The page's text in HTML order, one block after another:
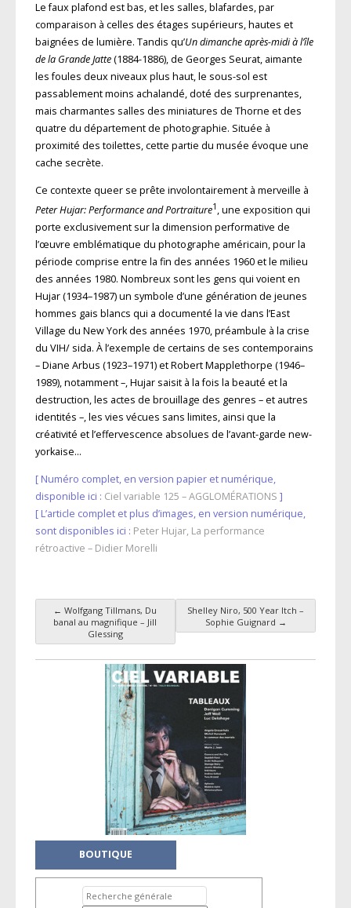
Le faux plafond est bas, et les salles, blafardes, par
comparaison à celles des étages supérieurs, hautes et
baignées de lumière. Tandis qu’Un dimanche après-midi à l’île
de la Grande Jatte(1884-1886), de Georges Seurat, aimante
les foules deux niveaux plus haut, le sous-sol est
passablement moins achalandé, doté des surprenantes,
mais charmantes salles des miniatures de Thorne et des
quatre du département de photographie. Située à
proximité des toilettes, cette partie du musée évoque une
cache secrète.
Ce contexte queer se prête involontairement à merveille à
Peter Hujar: Performance and Portraiture1 , une exposition qui
porte exclusivement sur la dimension performative de
l’œuvre emblématique du photographe américain, pour la
période comprise entre la fin des années 1960 et le milieu
des années 1980. Nombreux sont les gens qui voient en
Hujar (1934–1987) un symbole d’une génération de jeunes
hommes gais blancs qui a documenté la vie dans l’East
Village du New York des années 1970, préambule à la crise
du VIH/ sida. À l’exemple de certains de ses contemporains
– Diane Arbus (1923–1971) et Robert Mapplethorpe (1946–
1989), notamment –, Hujar saisit à la fois la beauté et la
destruction, les actes de brouillage des genres – et autres
identités –, les vies vécues sans limites, ainsi que la
créativité et l’effervescence absolues de l’avant-garde new-
yorkaise…
[ Numéro complet, en version papier et numérique,
disponible ici : Ciel variable 125 – AGGLOMÉRATIONS ]
[ L’article complet et plus d’images, en version numérique,
sont disponibles ici : Peter Hujar, La performance
rétroactive – Didier Morelli
Navigation des articles
← Wolfgang Tillmans, Du
banal au magnifique – Jill
Glessing
Shelley Niro, 500 Year Itch –
Sophie Guignard →
BOUTIQUE